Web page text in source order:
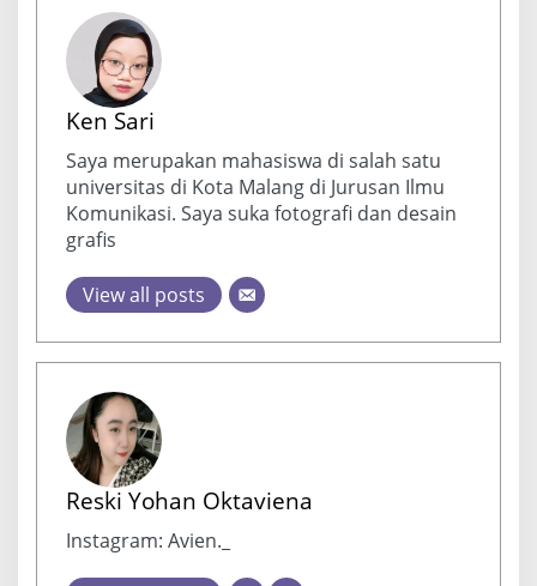
Ken Sari
Saya merupakan mahasiswa di salah satu
universitas di Kota Malang di Jurusan Ilmu
Komunikasi. Saya suka fotografi dan desain
grafis
View all posts
Reski Yohan Oktaviena
Instagram: Avien._